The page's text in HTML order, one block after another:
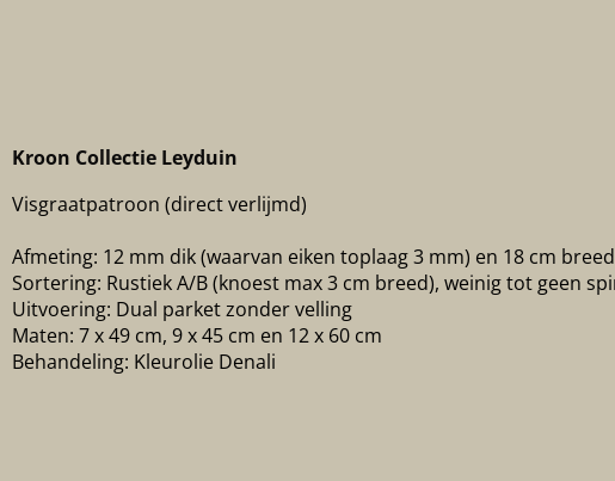
Kroon Collectie Leyduin
Visgraatpatroon (direct verlijmd)
Afmeting: 12 mm dik (waarvan eiken toplaag 3 mm) en 18 cm breed
Sortering: Rustiek A/B (knoest max 3 cm breed), weinig tot geen
Uitvoering: Dual parket zonder velling
Maten: 7 x 49 cm, 9 x 45 cm en 12 x 60 cm
Behandeling: Kleurolie Denali